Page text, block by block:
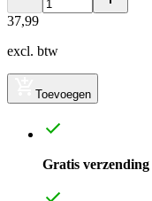
37,99
excl. btw
Toevoegen
Gratis verzending